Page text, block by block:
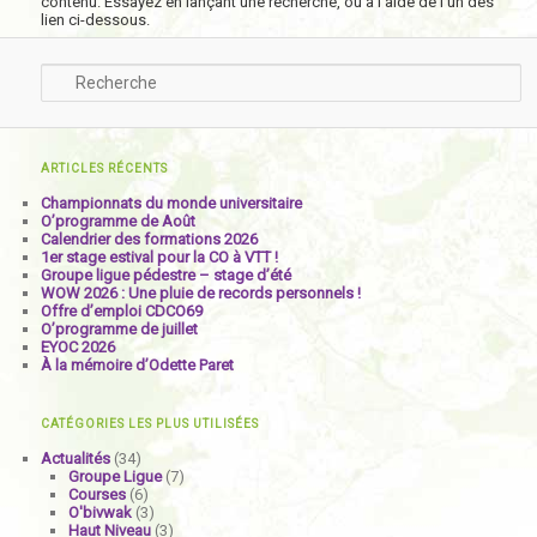
lien ci-dessous.
Recherche
ARTICLES RÉCENTS
Championnats du monde universitaire
O’programme de Août
Calendrier des formations 2026
1er stage estival pour la CO à VTT !
Groupe ligue pédestre – stage d’été
WOW 2026 : Une pluie de records personnels !
Offre d’emploi CDCO69
O’programme de juillet
EYOC 2026
À la mémoire d’Odette Paret
CATÉGORIES LES PLUS UTILISÉES
Actualités (34)
Groupe Ligue(7)
Courses(6)
O'bivwak(3)
Haut Niveau(3)